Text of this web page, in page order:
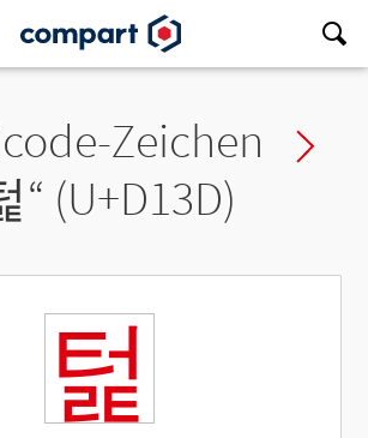
char
Zeichen
“ (U+D13D)
턽